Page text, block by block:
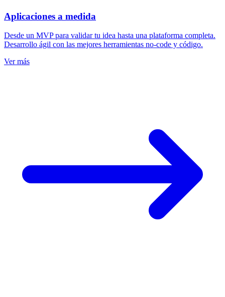
Aplicaciones a medida
Desde un MVP para validar tu idea hasta una plataforma completa.
Desarrollo ágil con las mejores herramientas no-code y código.
Ver más